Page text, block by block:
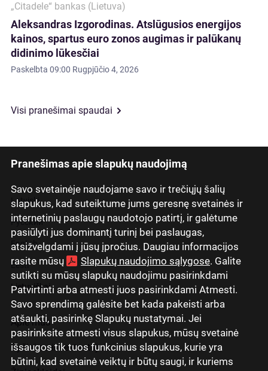
Pranešimas apie slapukų naudojimą
Savo svetainėje naudojame savo ir trečiųjų šalių
slapukus, kad suteiktume jums geresnę svetainės ir
internetinių paslaugų naudotojo patirtį, ir galėtume
pasiūlyti jus dominantį turinį bei paslaugas,
atsižvelgdami į jūsų įpročius. Daugiau informacijos
rasite mūsų
Slapukų naudojimo sąlygose. Galite
sutikti su mūsų slapukų naudojimu pasirinkdami
Patvirtinti arba atmesti juos pasirinkdami Atmesti.
Savo sprendimą galėsite bet kada pakeisti arba
atšaukti, pasirinkę Slapukų nustatymai. Jei
pasirinksite atmesti visus slapukus, mūsų svetainė
išsaugos tik tuos funkcinius slapukus, kurie yra
būtini, kad svetainė veiktų ir būtų saugi, ir kuriems
„Citadele“ bankas (Lietuva)
Aleksandras Izgorodinas. Atslūgusios energijos
kainos, spartus euro zonos augimas ir palūkanų
didinimo lūkesčiai
Paskelbta 09:00 Rugpjūčio 4, 2026
Visi pranešimai spaudai
Latviski
Русский
English
Eesti
Lietuviškai
Apie mus
Ryšiai su investuotojais